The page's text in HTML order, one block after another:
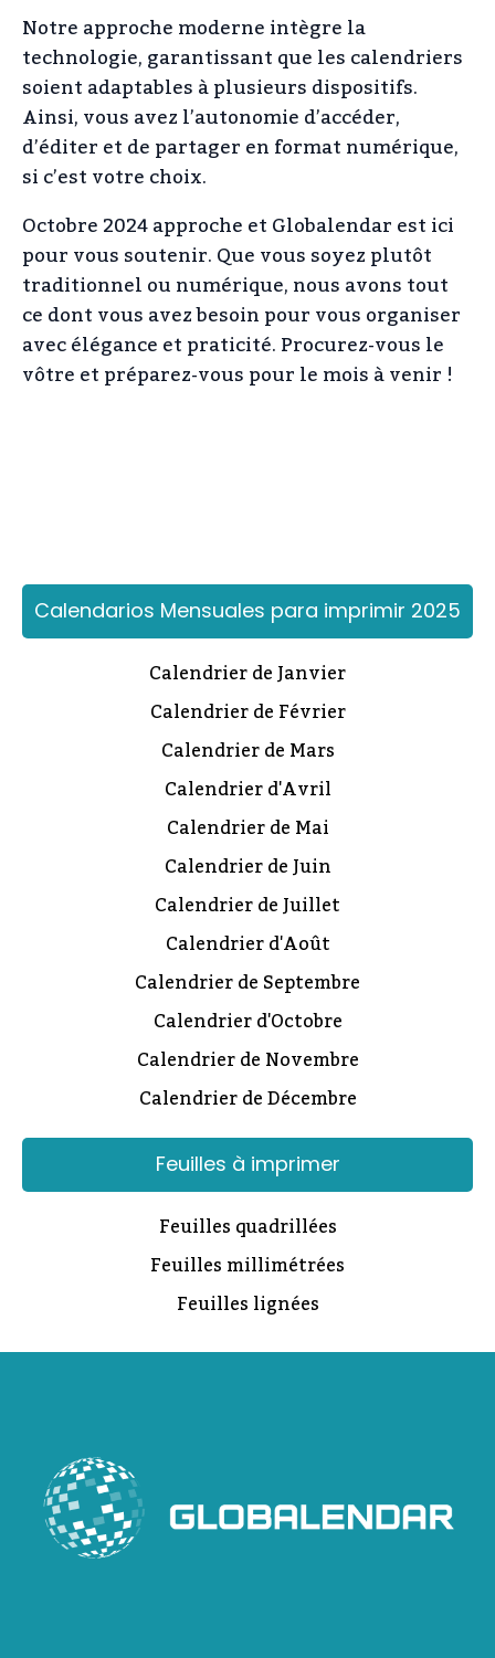
Notre approche moderne intègre la
technologie, garantissant que les calendriers
soient adaptables à plusieurs dispositifs.
Ainsi, vous avez l’autonomie d’accéder,
d’éditer et de partager en format numérique,
si c’est votre choix.
Octobre 2024 approche et Globalendar est ici
pour vous soutenir. Que vous soyez plutôt
traditionnel ou numérique, nous avons tout
ce dont vous avez besoin pour vous organiser
avec élégance et praticité. Procurez-vous le
vôtre et préparez-vous pour le mois à venir !
Calendarios Mensuales para imprimir 2025
Calendrier de Janvier
Calendrier de Février
Calendrier de Mars
Calendrier d'Avril
Calendrier de Mai
Calendrier de Juin
Calendrier de Juillet
Calendrier d'Août
Calendrier de Septembre
Calendrier d'Octobre
Calendrier de Novembre
Calendrier de Décembre
Feuilles à imprimer
Feuilles quadrillées
Feuilles millimétrées
Feuilles lignées